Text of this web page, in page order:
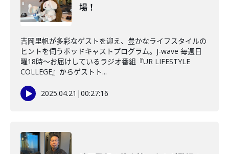
場！
吉岡里帆が多彩なゲストを迎え、豊かなライフスタイルの
ヒントを伺うポッドキャストプログラム。J-wave 毎週日
曜18時～お届けしているラジオ番組『UR LIFESTYLE
COLLEGE』からゲストト...
2025.04.21 |00:27:16